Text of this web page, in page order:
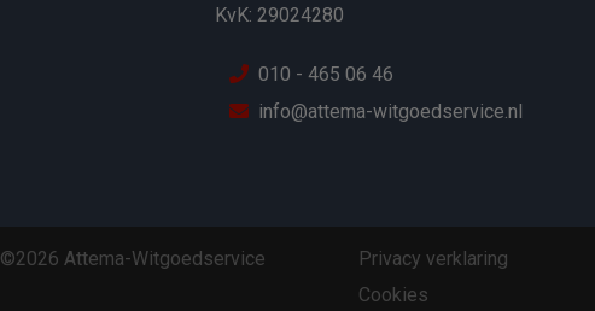
KvK: 29024280
010 - 465 06 46
info@attema-witgoedservice.nl
©2026 Attema-Witgoedservice Privacy verklaring
Cookies